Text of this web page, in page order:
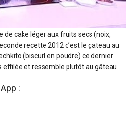
de cake léger aux fruits secs (noix,
recette 2012 c’est le gateau au
(biscuit en poudre) ce dernier
effilée et ressemble plutôt au gâteau
: